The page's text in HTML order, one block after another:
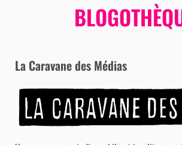
La Caravane des Médias